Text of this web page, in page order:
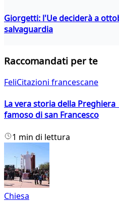
Giorgetti: l'Ue deciderà a
salvaguardia
Raccomandati per te
FeliCitazioni francescane
La vera storia della
famoso di san Francesco
1 min di lettura
Chiesa